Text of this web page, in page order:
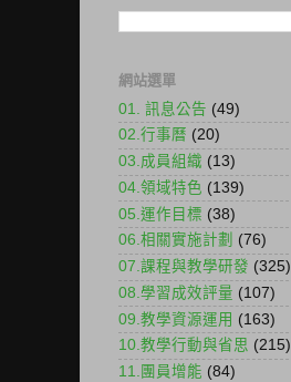
網站選單
01. 訊息公告 (49)
02.行事曆 (20)
03.成員組織 (13)
04.領域特色 (139)
05.運作目標 (38)
06.相關實施計劃 (76)
07.課程與教學研發 (325)
08.學習成效評量 (107)
09.教學資源運用 (163)
10.教學行動與省思 (215)
11.團員增能 (84)